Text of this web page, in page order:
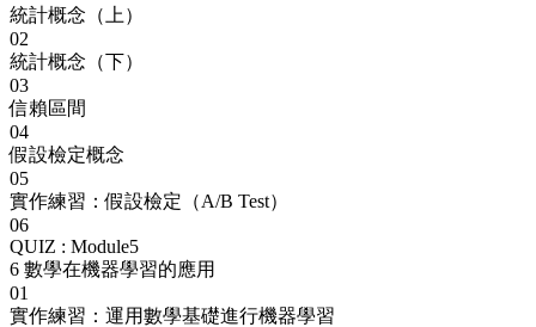
統計概念（上）
02
統計概念（下）
03
信賴區間
04
假設檢定概念
05
實作練習：假設檢定（A/B Test）
06
QUIZ : Module5
6 數學在機器學習的應用
01
實作練習：運用數學基礎進行機器學習